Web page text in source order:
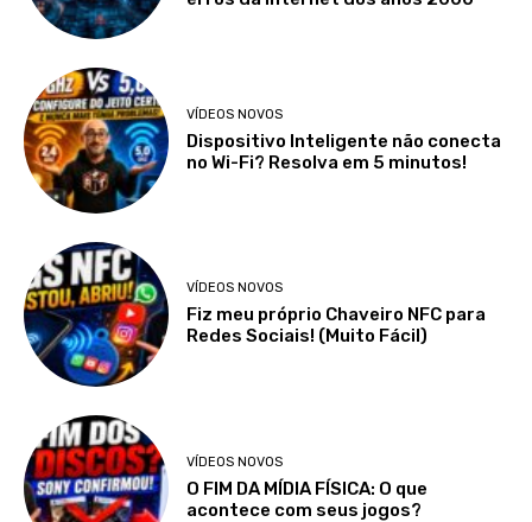
VÍDEOS NOVOS
Dispositivo Inteligente não conecta
no Wi-Fi? Resolva em 5 minutos!
VÍDEOS NOVOS
Fiz meu próprio Chaveiro NFC para
Redes Sociais! (Muito Fácil)
VÍDEOS NOVOS
O FIM DA MÍDIA FÍSICA: O que
acontece com seus jogos?